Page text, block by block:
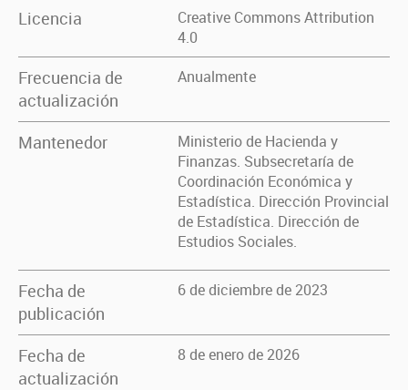
Licencia
Creative Commons Attribution
4.0
Frecuencia de
actualización
Anualmente
Mantenedor
Ministerio de Hacienda y
Finanzas. Subsecretaría de
Coordinación Económica y
Estadística. Dirección Provincial
de Estadística. Dirección de
Estudios Sociales.
Fecha de
publicación
6 de diciembre de 2023
Fecha de
actualización
8 de enero de 2026